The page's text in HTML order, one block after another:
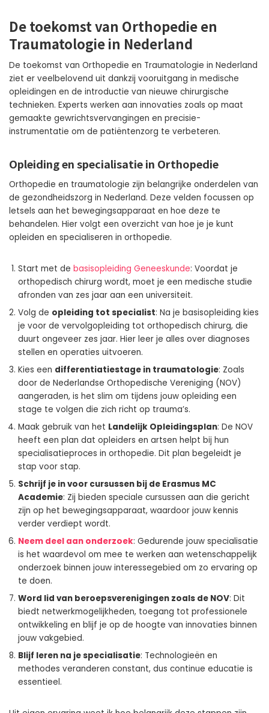
De toekomst van Orthopedie en
Traumatologie in Nederland
De toekomst van Orthopedie en Traumatologie in Nederland
ziet er veelbelovend uit dankzij vooruitgang in medische
opleidingen en de introductie van nieuwe chirurgische
technieken. Experts werken aan innovaties zoals op maat
gemaakte gewrichtsvervangingen en precisie-
instrumentatie om de patiëntenzorg te verbeteren.
Opleiding en specialisatie in Orthopedie
Orthopedie en traumatologie zijn belangrijke onderdelen van
de gezondheidszorg in Nederland. Deze velden focussen op
letsels aan het bewegingsapparaat en hoe deze te
behandelen. Hier volgt een overzicht van hoe je je kunt
opleiden en specialiseren in orthopedie.
Start met de basisopleiding Geneeskunde: Voordat je
orthopedisch chirurg wordt, moet je een medische studie
afronden van zes jaar aan een universiteit.
Volg de opleiding tot specialist: Na je basisopleiding kies
je voor de vervolgopleiding tot orthopedisch chirurg, die
duurt ongeveer zes jaar. Hier leer je alles over diagnoses
stellen en operaties uitvoeren.
Kies een differentiatiestage in traumatologie: Zoals
door de Nederlandse Orthopedische Vereniging (NOV)
aangeraden, is het slim om tijdens jouw opleiding een
stage te volgen die zich richt op trauma’s.
Maak gebruik van het Landelijk Opleidingsplan: De NOV
heeft een plan dat opleiders en artsen helpt bij hun
specialisatieproces in orthopedie. Dit plan begeleidt je
stap voor stap.
Schrijf je in voor cursussen bij de Erasmus MC
Academie: Zij bieden speciale cursussen aan die gericht
zijn op het bewegingsapparaat, waardoor jouw kennis
verder verdiept wordt.
Neem deel aan onderzoek: Gedurende jouw specialisatie
is het waardevol om mee te werken aan wetenschappelijk
onderzoek binnen jouw interessegebied om zo ervaring op
te doen.
Word lid van beroepsverenigingen zoals de NOV: Dit
biedt netwerkmogelijkheden, toegang tot professionele
ontwikkeling en blijf je op de hoogte van innovaties binnen
jouw vakgebied.
Blijf leren na je specialisatie: Technologieën en
methodes veranderen constant, dus continue educatie is
essentieel.